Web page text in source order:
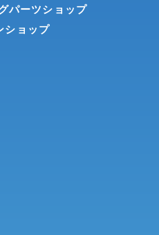
パーツショップ
ショップ